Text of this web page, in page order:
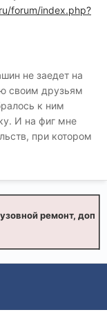
forum/index.php?
не заедет на
своим друзьям
к ним
И на фиг мне
при котором
ремонт, доп